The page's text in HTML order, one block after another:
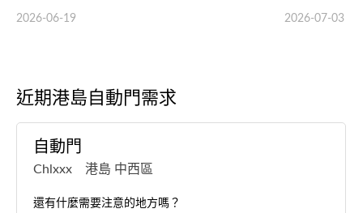
2026-06-19 2026-07-03
近期港島自動門需求
自動門
Chlxxx 港島 中西區
還有什麼需要注意的地方嗎？